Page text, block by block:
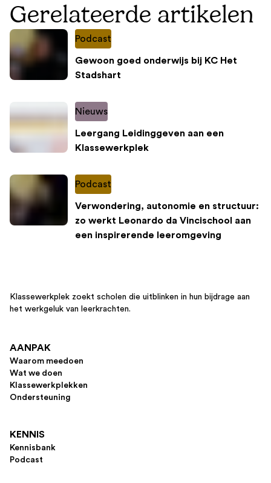
Gerelateerde artikelen
Podcast
Gewoon goed onderwijs bij KC Het
Stadshart
Nieuws
Leergang Leidinggeven aan een
Klassewerkplek
Podcast
Verwondering, autonomie en structuur:
zo werkt Leonardo da Vincischool aan
een inspirerende leeromgeving
Klassewerkplek zoekt scholen die uitblinken in hun bijdrage aan
het werkgeluk van leerkrachten.
AANPAK
Waarom meedoen
Wat we doen
Klassewerkplekken
Ondersteuning
KENNIS
Kennisbank
Podcast